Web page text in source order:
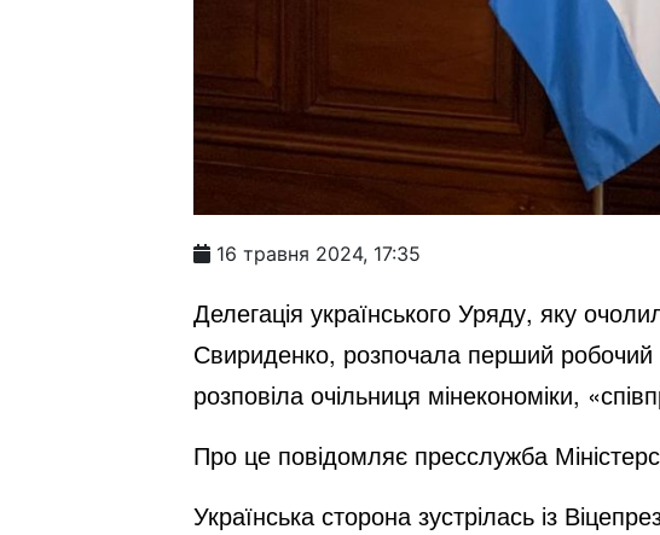
16 травня 2024, 17:35
Делегація українського Уряду, яку
Свириденко, розпочала перший робочий
розповіла очільниця мінекономіки,
Про це повідомляє пресслужба
Українська сторона зустрілась із